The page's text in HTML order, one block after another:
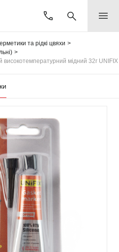
та рідкі цвяхи
високотемпературний мідний 32г UNIFIX